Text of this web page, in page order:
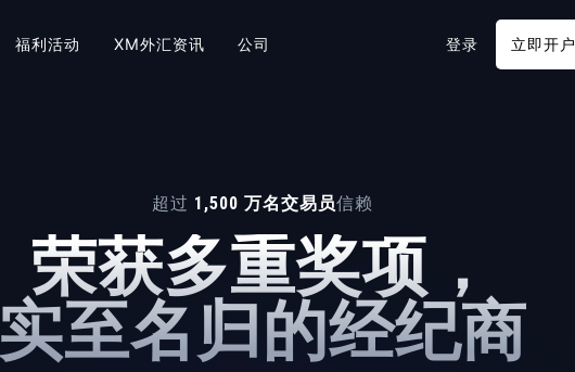
福利活动 XM外汇资讯 公司 登录 立即开户
超过 1,500 万名交易员信赖
荣获多重奖项，
实至名归的经纪商